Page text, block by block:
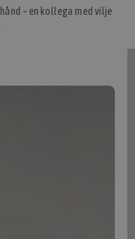
2
info om nye produkter, tilbud,
– en kollega med vilje